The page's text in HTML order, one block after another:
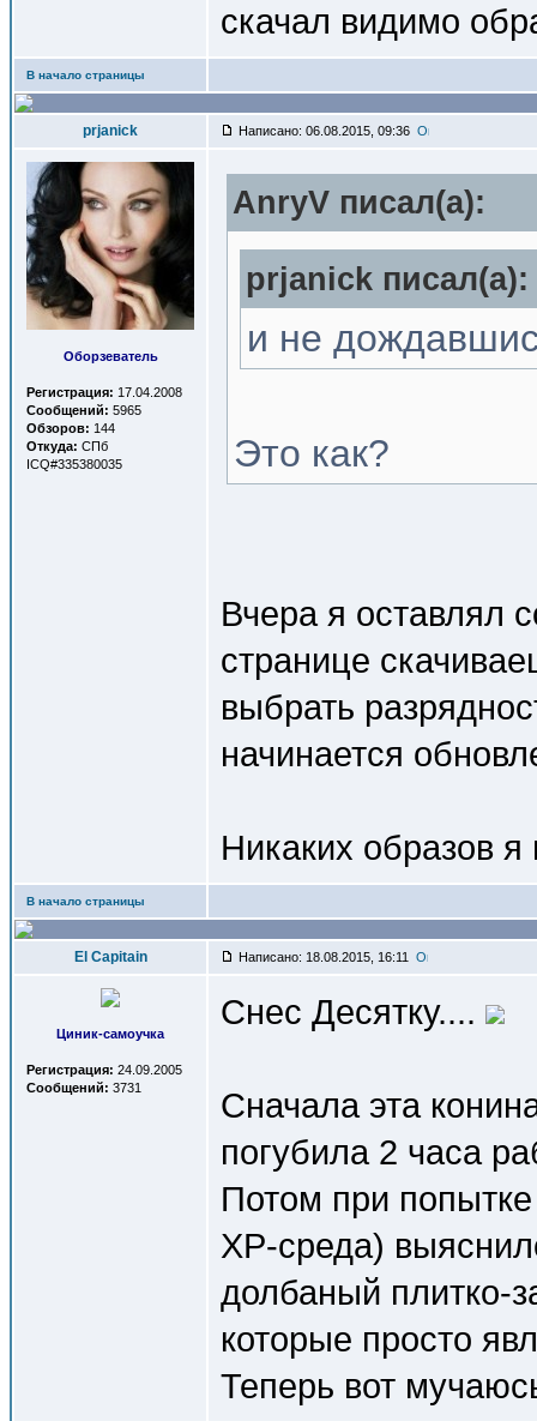
скачал видимо
В начало страницы
prjanick Написано: 06.08.2015, 09:36
Оборзеватель
Регистрация: 17.04.2008
Сообщений: 5965
Обзоров: 144
Откуда: СПб
ICQ#335380035
AnryV писал(a):
prjanick писал(a):
и не
Это как?
Вчера я оставлял
странице
выбрать
начинается
Никаких образов я
В начало страницы
El Capitain Написано: 18.08.2015, 16:11
Циник-самоучка
Регистрация: 24.09.2005
Сообщений: 3731
Снес Десятку....
Сначала эта
погубила 2 часа
Потом при
ХР-среда)
долбаный плитко-
которые просто
Теперь вот